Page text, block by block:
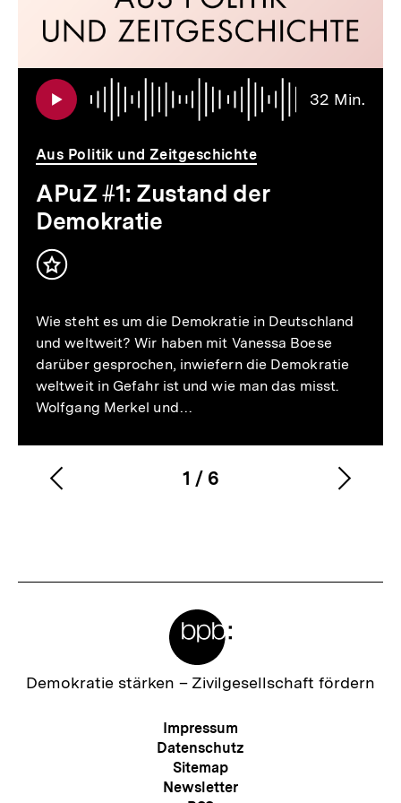
32 Min.
Aus Politik und Zeitgeschichte
APuZ #1: Zustand der
Demokratie
Inhalt
Wie steht es um die Demokratie in Deutschland
und weltweit? Wir haben mit Vanessa Boese
darüber gesprochen, inwiefern die Demokratie
weltweit in Gefahr ist und wie man das misst.
Wolfgang Merkel und…
Karussellinhalt
1
von
/ 6
Vorherigen
Zur
Demokratie stärken – Zivilgesellschaft fördern
Meta-
Navigation
Impressum
Datenschutz
Sitemap
Newsletter